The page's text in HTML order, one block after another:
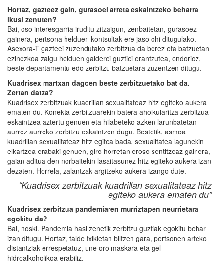
Hortaz, gazteez gain, gurasoei arreta eskaintzeko beharra
ikusi zenuten?
Bai, oso interesgarria iruditu zitzaigun, zenbaitetan, gurasoez
gainera, pertsona helduen kontsultak ere jaso ohi ditugulako.
Asexora-T gazteei zuzendutako zerbitzua da berez eta batzuetan
ezinezkoa zaigu helduen galderei guztiei erantzutea, ondorioz,
beste departamentu edo zerbitzu batzuetara zuzentzen ditugu.
Kuadrisex martxan dagoen beste zerbitzuetako bat da.
Zertan datza?
Kuadrisex zerbitzuak kuadrillan sexualitateaz hitz egiteko aukera
ematen du. Konekta zerbitzuarekin batera aholkularitza zerbitzua
eskaintzea aztertu genuen eta hilabeteko azken larunbatetan
aurrez aurreko zerbitzu eskaintzen dugu. Bestetik, asmoa
kuadrillan sexualitateaz hitz egitea bada, sexualitatea lagunekin
elkartzea erabaki genuen, giro horretan eroso sentitzeaz gainera,
gaian aditua den norbaitekin lasaitasunez hitz egiteko aukera izan
dezaten. Horrela, zalantzak argitzeko aukera izango dute.
“Kuadrisex zerbitzuak kuadrillan sexualitateaz hitz
egiteko aukera ematen du”
Kuadrisex zerbitzua pandemiaren murriztapen neurrietara
egokitu da?
Bai, noski. Pandemia hasi zenetik zerbitzu guztiak egokitu behar
izan ditugu. Hortaz, talde txikietan biltzen gara, pertsonen arteko
distantziak errespetatuz, une oro maskara eta gel
hidroalkoholikoa erabiliz.